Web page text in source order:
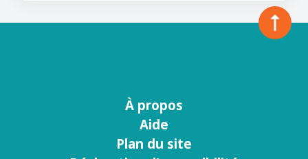
À propos
Aide
Plan du site